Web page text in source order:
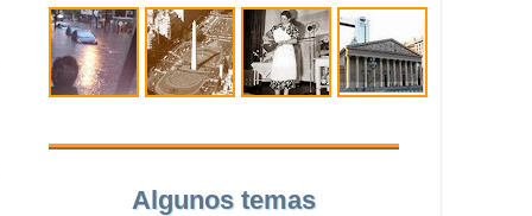
Algunos temas